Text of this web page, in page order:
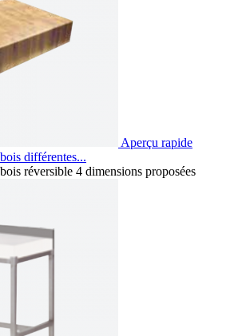
Aperçu rapide
différentes...
réversible 4 dimensions proposées